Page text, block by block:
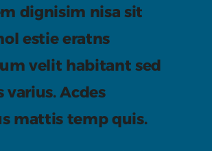
dignisim nisa sit
estie eratns
velit habitant sed
varius. Acdes
mattis temp quis.